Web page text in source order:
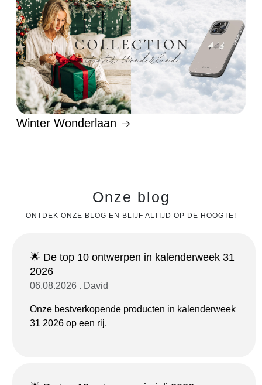
Winter Wonderlaan
Onze blog
ONTDEK ONZE BLOG EN BLIJF ALTIJD OP DE HOOGTE!
🌟 De top 10 ontwerpen in kalenderweek 31
2026
06.08.2026 . David
Onze bestverkopende producten in kalenderweek
31 2026 op een rij.